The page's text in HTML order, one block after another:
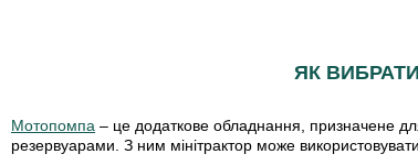
ЯК
Мотопомпа – це додаткове обладнання, призначене
резервуарами. З ним мінітрактор може